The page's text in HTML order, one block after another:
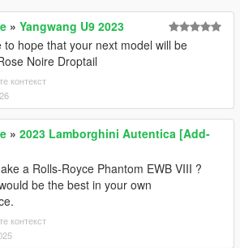
» Yangwang U9 2023
to hope that your next model will be
Noire Droptail
контекст
» 2023 Lamborghini Autentica [Add-
a Rolls-Royce Phantom EWB VIII ?
be the best in your own
контекст